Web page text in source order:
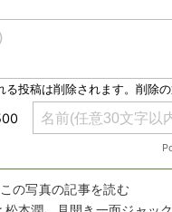
この写真の記事を読む